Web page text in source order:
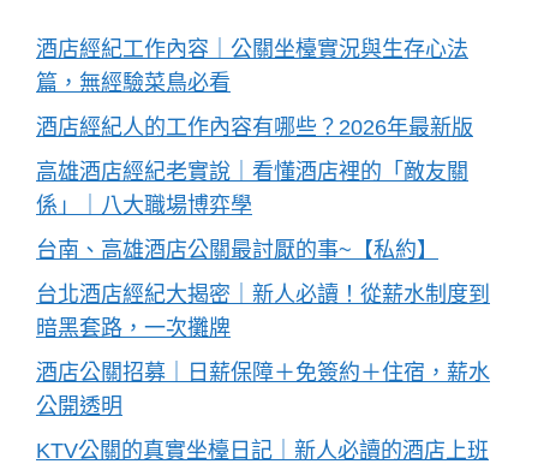
酒店經紀工作內容｜公關坐檯實況與生存心法
篇，無經驗菜鳥必看
酒店經紀人的工作內容有哪些？2026年最新版
高雄酒店經紀老實說｜看懂酒店裡的「敵友關
係」｜八大職場博弈學
台南、高雄酒店公關最討厭的事~【私約】
台北酒店經紀大揭密｜新人必讀！從薪水制度到
暗黑套路，一次攤牌
酒店公關招募｜日薪保障＋免簽約＋住宿，薪水
公開透明
KTV公關的真實坐檯日記｜新人必讀的酒店上班